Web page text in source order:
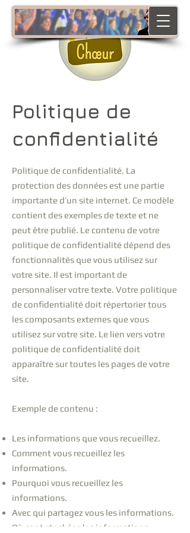
Politique de
confidentialité
Politique de confidentialité. La
protection des données est une partie
importante d’un site internet. Ce modèle
contient des exemples de texte et ne
peut être publié. Le contenu de votre
politique de confidentialité dépend des
fonctionnalités que vous utilisez sur
votre site. Il est important de
personnaliser votre texte. Votre politique
de confidentialité doit répertorier tous
les composants externes que vous
utilisez sur votre site. Le lien vers votre
politique de confidentialité doit
apparaître sur toutes les pages de votre
site.
Exemple de contenu :
Les informations que vous recueillez.
Comment vous recueillez les
informations.
Pourquoi vous recueillez les
informations.
Avec qui partagez vous les informations.
Où sont stockées les informations.